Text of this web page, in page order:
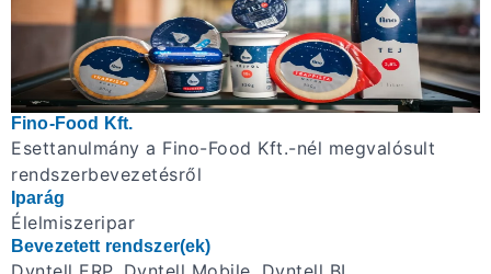
Fino-Food Kft.
Esettanulmány a Fino-Food Kft.-nél megvalósult
rendszerbevezetésről
Iparág
Élelmiszeripar
Bevezetett rendszer(ek)